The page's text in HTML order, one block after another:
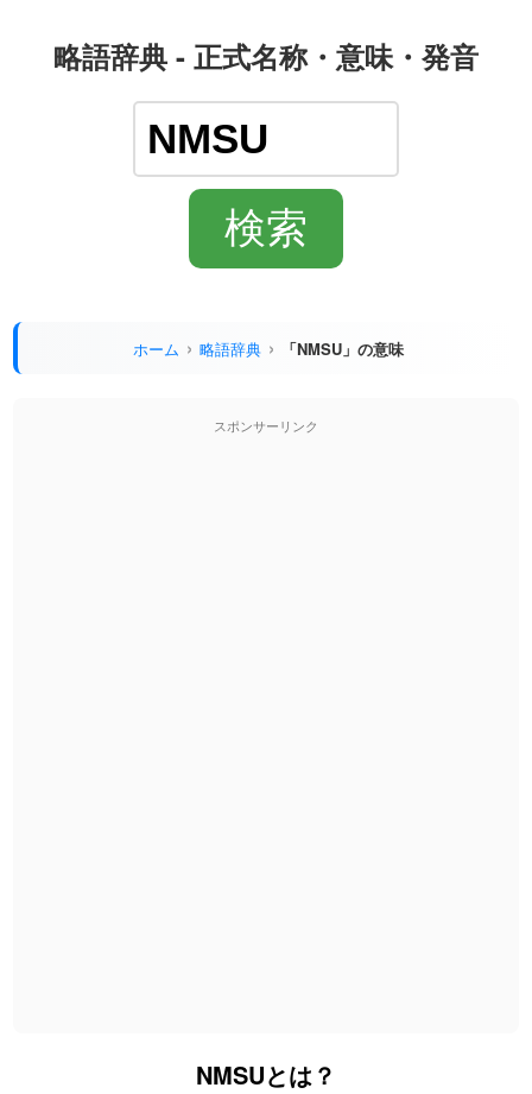
略語辞典 - 正式名称・意味・発音
ホーム 略語辞典 「NMSU」の意味
スポンサーリンク
NMSUとは？